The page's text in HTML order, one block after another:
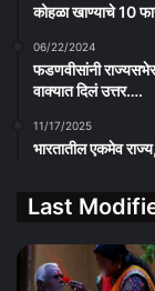
कोहळा खाण्याचे 10
06/22/2024
फडणवीसांनी
वाक्यात दिलं उत्तर….
11/17/2025
भारतातील एकमेव
Last